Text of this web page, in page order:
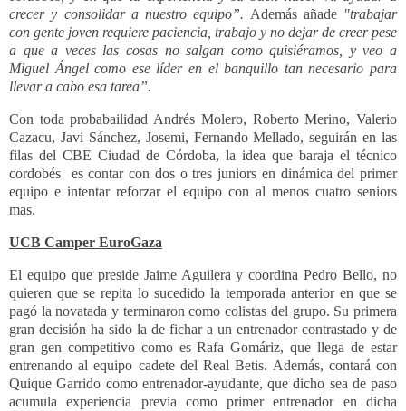
crecer y consolidar a nuestro equipo”. Además añade "trabajar
con gente joven requiere paciencia, trabajo y no dejar de creer pese
a que a veces las cosas no salgan como quisiéramos, y veo a
Miguel Ángel como ese líder en el banquillo tan necesario para
llevar a cabo esa tarea”.
Con toda probabailidad Andrés Molero, Roberto Merino, Valerio
Cazacu, Javi Sánchez, Josemi, Fernando Mellado, seguirán en las
filas del CBE Ciudad de Córdoba, la idea que baraja el técnico
cordobés es contar con dos o tres juniors en dinámica del primer
equipo e intentar reforzar el equipo con al menos cuatro seniors
mas.
UCB Camper EuroGaza
El equipo que preside Jaime Aguilera y coordina Pedro Bello, no
quieren que se repita lo sucedido la temporada anterior en que se
pagó la novatada y terminaron como colistas del grupo. Su primera
gran decisión ha sido la de fichar a un entrenador contrastado y de
gran gen competitivo como es Rafa Gomáriz, que llega de estar
entrenando al equipo cadete del Real Betis. Además, contará con
Quique Garrido como entrenador-ayudante, que dicho sea de paso
acumula experiencia previa como primer entrenador en dicha